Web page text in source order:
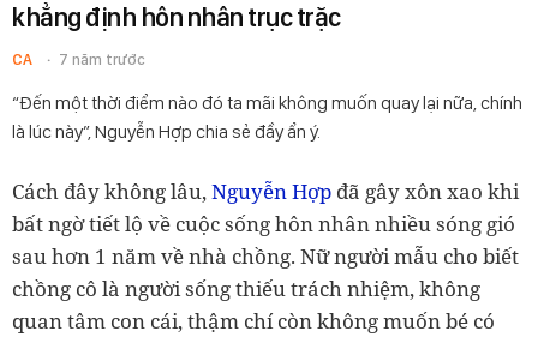
khẳng định hôn nhân trục trặc
CA 7 năm trước
“Đến một thời điểm nào đó ta mãi không muốn quay lại nữa, chính
là lúc này”, Nguyễn Hợp chia sẻ đầy ẩn ý.
Cách đây không lâu,Nguyễn Hợp đã gây xôn xao khi
bất ngờ tiết lộ về cuộc sống hôn nhân nhiều sóng gió
sau hơn 1 năm về nhà chồng. Nữ người mẫu cho biết
chồng cô là người sống thiếu trách nhiệm, không
quan tâm con cái, thậm chí còn không muốn bé có